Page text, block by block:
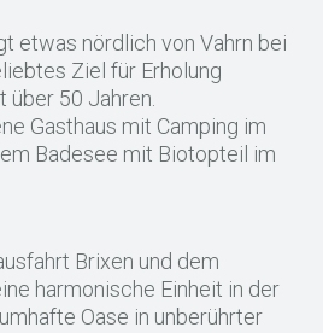
etwas nördlich von Vahrn bei
Ziel für Erholung
über 50 Jahren.
Gasthaus mit Camping im
Badesee mit Biotopteil im
Brixen und dem
harmonische Einheit in der
Oase in unberührter